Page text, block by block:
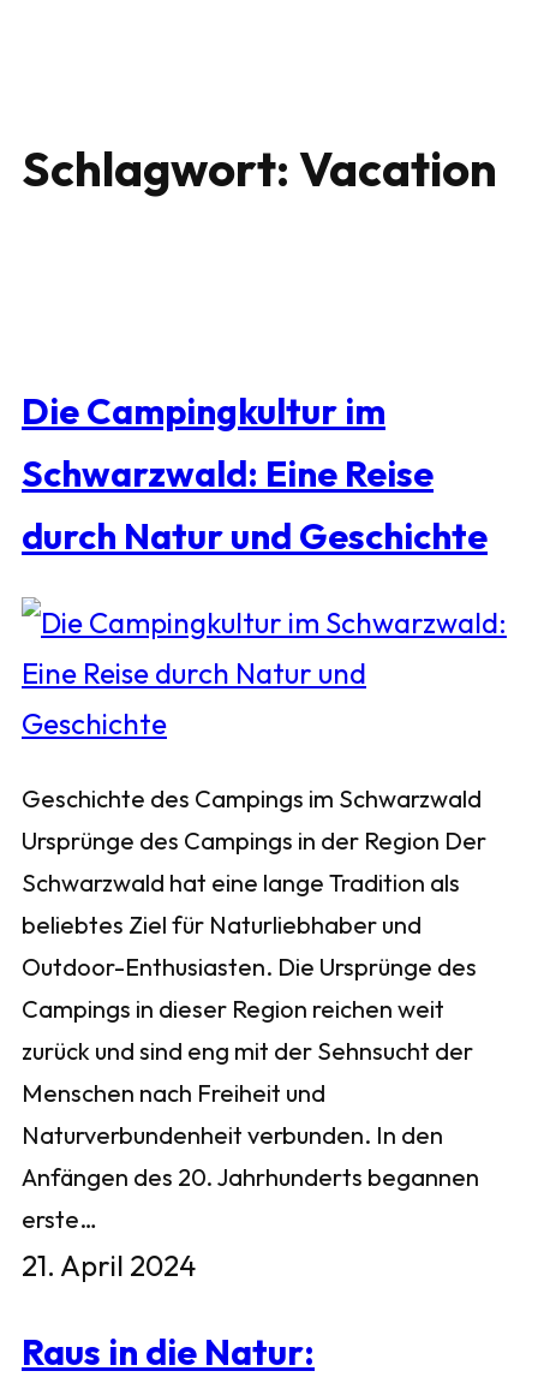
Schlagwort: Vacation
Die Campingkultur im
Schwarzwald: Eine Reise
durch Natur und Geschichte
Geschichte des Campings im Schwarzwald
Ursprünge des Campings in der Region Der
Schwarzwald hat eine lange Tradition als
beliebtes Ziel für Naturliebhaber und
Outdoor-Enthusiasten. Die Ursprünge des
Campings in dieser Region reichen weit
zurück und sind eng mit der Sehnsucht der
Menschen nach Freiheit und
Naturverbundenheit verbunden. In den
Anfängen des 20. Jahrhunderts begannen
erste…
21. April 2024
Raus in die Natur: